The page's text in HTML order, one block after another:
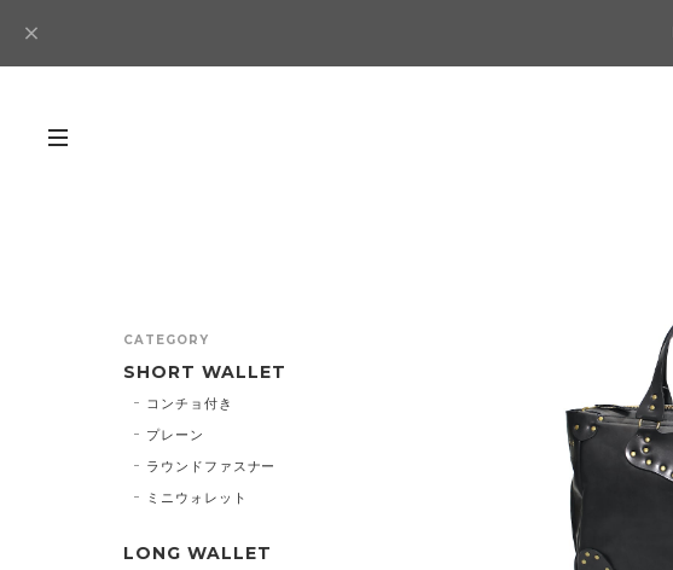
CATEGORY
SHORT WALLET
コンチョ付き
プレーン
ラウンドファスナー
ミニウォレット
LONG WALLET